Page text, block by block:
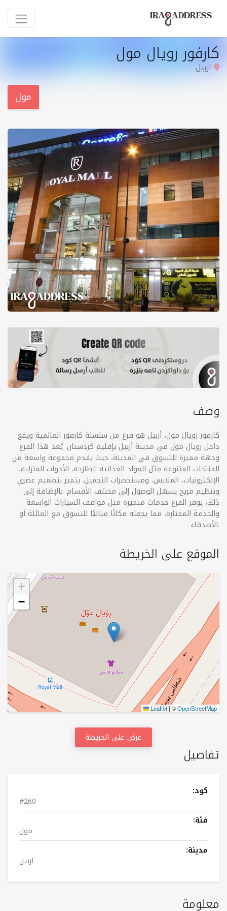
كارفور رویال مول
اربيل
مول
تفاصيل
كود:
#260
فئة:
مول
مدينة:
اربيل
معلومة
وصف
كارفور رویال مول، أربيل هو فرع من سلسلة كارفور العالمية ويقع
داخل رويال مول في مدينة أربيل بإقليم كردستان. يُعد هذا الفرع
وجهة مميزة للتسوق في المدينة، حيث يقدم مجموعة واسعة من
المنتجات المتنوعة مثل المواد الغذائية الطازجة، الأدوات المنزلية،
الإلكترونيات، الملابس، ومستحضرات التجميل. يتميز بتصميم عصري
وتنظيم مريح يسهل الوصول إلى مختلف الأقسام. بالإضافة إلى
ذلك، يوفر الفرع خدمات متميزة مثل مواقف السيارات الواسعة
والخدمة الممتازة، مما يجعله مكانًا مثاليًا للتسوق مع العائلة أو
الأصدقاء.
الموقع على الخريطة
+
−
Leaflet|©OpenStreetMap
عرض على الخريطة